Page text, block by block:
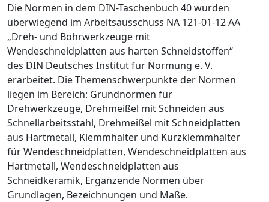
Die Normen in dem DIN-Taschenbuch 40 wurden
überwiegend im Arbeitsausschuss NA 121-01-12 AA
„Dreh- und Bohrwerkzeuge mit
Wendeschneidplatten aus harten Schneidstoffen“
des DIN Deutsches Institut für Normung e. V.
erarbeitet. Die Themenschwerpunkte der Normen
liegen im Bereich: Grundnormen für
Drehwerkzeuge, Drehmeißel mit Schneiden aus
Schnellarbeitsstahl, Drehmeißel mit Schneidplatten
aus Hartmetall, Klemmhalter und Kurzklemmhalter
für Wendeschneidplatten, Wendeschneidplatten aus
Hartmetall, Wendeschneidplatten aus
Schneidkeramik, Ergänzende Normen über
Grundlagen, Bezeichnungen und Maße.